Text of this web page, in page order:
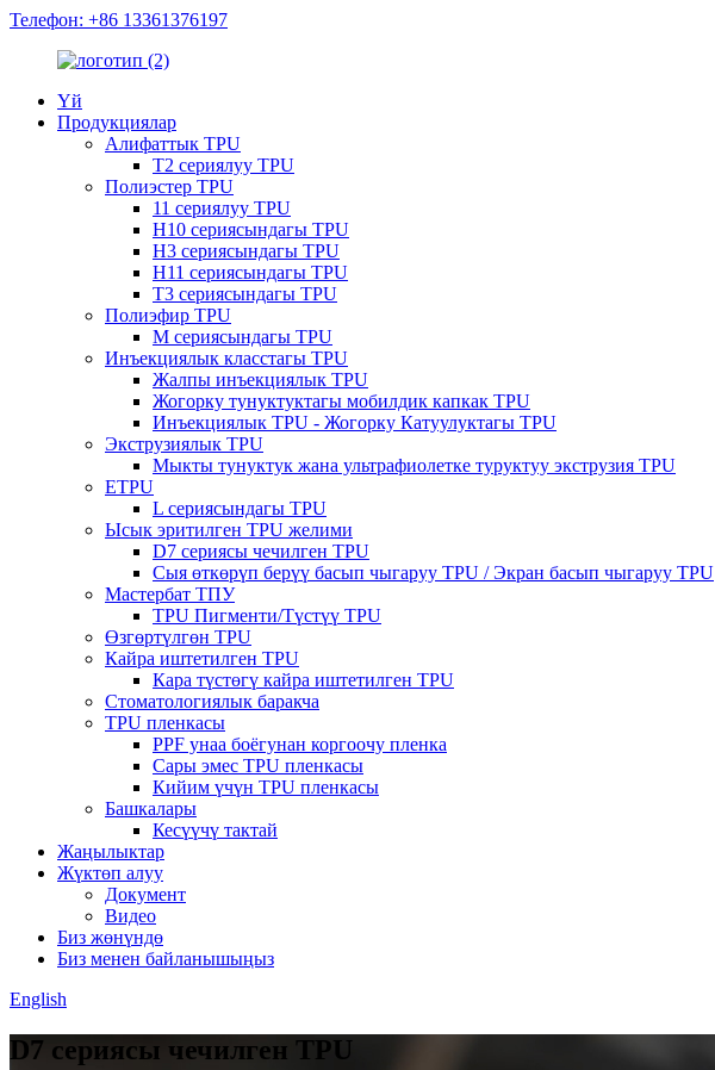
Телефон: +86 13361376197
Үй
Продукциялар
Алифаттык TPU
T2 сериялуу TPU
Полиэстер TPU
11 сериялуу TPU
H10 сериясындагы TPU
H3 сериясындагы TPU
H11 сериясындагы TPU
T3 сериясындагы TPU
Полиэфир TPU
M сериясындагы TPU
Инъекциялык класстагы TPU
Жалпы инъекциялык TPU
Жогорку тунуктуктагы мобилдик капкак TPU
Инъекциялык TPU - Жогорку Катуулуктагы TPU
Экструзиялык TPU
Мыкты тунуктук жана ультрафиолетке туруктуу экструзия TPU
ETPU
L сериясындагы TPU
Ысык эритилген TPU желими
D7 сериясы чечилген TPU
Сыя өткөрүп берүү басып чыгаруу TPU / Экран басып чыгаруу TPU
Мастербат ТПУ
TPU Пигменти/Түстүү TPU
Өзгөртүлгөн TPU
Кайра иштетилген TPU
Кара түстөгү кайра иштетилген TPU
Стоматологиялык баракча
TPU пленкасы
PPF унаа боёгунан коргоочу пленка
Сары эмес TPU пленкасы
Кийим үчүн TPU пленкасы
Башкалары
Кесүүчү тактай
Жаңылыктар
Жүктөп алуу
Документ
Видео
Биз жөнүндө
Биз менен байланышыңыз
English
D7 сериясы чечилген TPU